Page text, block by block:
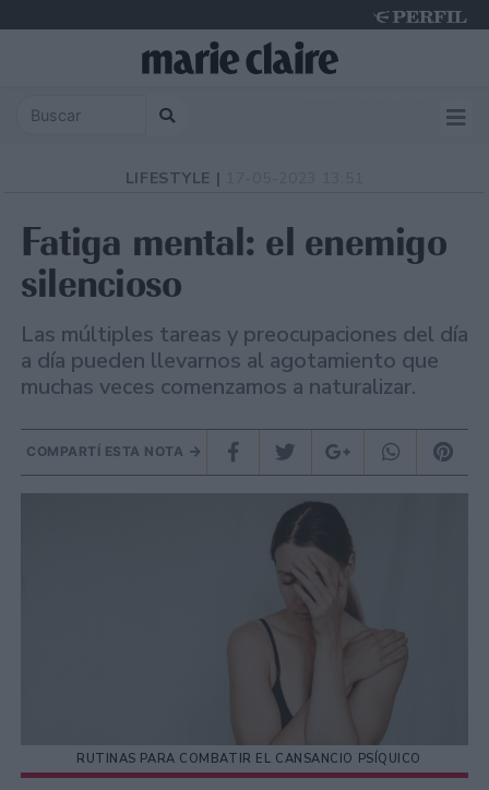
LIFESTYLE |
Fatiga mental: el enemigo
silencioso
Las múltiples tareas y preocupaciones del día
a día pueden llevarnos al agotamiento que
muchas veces comenzamos a naturalizar.
COMPARTÍ ESTA NOTA
RUTINAS PARA COMBATIR EL CANSANCIO PSÍQUICO